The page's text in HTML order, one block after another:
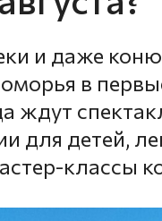
и даже
в
ждут
для детей,
классы